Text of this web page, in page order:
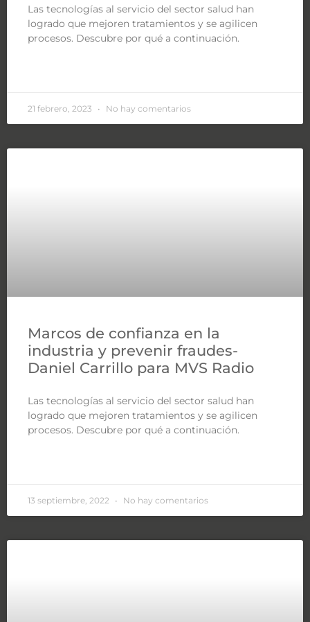
Las tecnologías al servicio del sector salud han
logrado que mejoren tratamientos y se agilicen
procesos. Descubre por qué a continuación.
21 febrero, 2023 No hay comentarios
Marcos de confianza en la
industria y prevenir fraudes-
Daniel Carrillo para MVS Radio
Las tecnologías al servicio del sector salud han
logrado que mejoren tratamientos y se agilicen
procesos. Descubre por qué a continuación.
13 septiembre, 2022 No hay comentarios